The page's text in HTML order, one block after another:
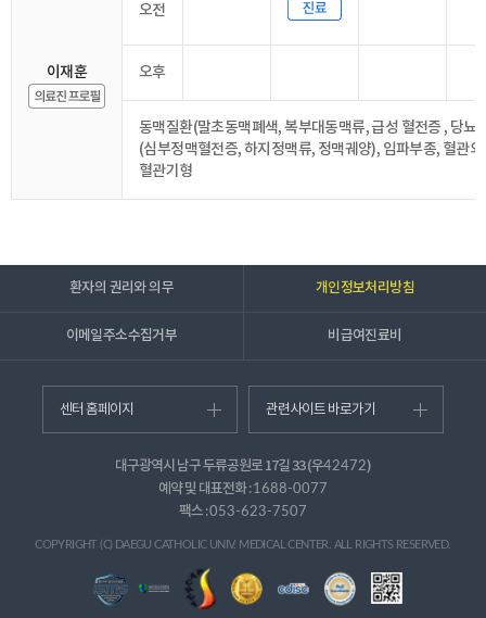
이재훈
오전
오후
동맥질환(말초동맥폐색, 복부대동맥류, 급성 혈전증 , 당뇨
(심부정맥혈전증, 하지정맥류, 정맥궤양), 임파부종, 혈관
혈관기형
환자의 권리와 의무 개인정보처리방침
이메일주소수집거부 비급여진료비
센터 홈페이지 관련사이트 바로가기
대구광역시 남구 두류공원로 17길 33 (우42472)
예약 및 대표전화 :1688-0077
팩스 :053-623-7507
COPYRIGHT (C) DAEGU CATHOLIC UNIV. MEDICAL CENTER. ALL RIGHTS RESERVED.